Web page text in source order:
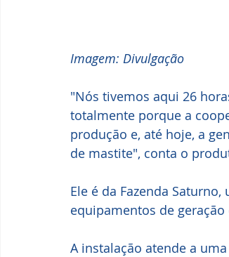
Imagem: Divulgação
"Nós tivemos aqui 26
totalmente porque a
produção e, até hoje, a
de mastite", conta o
Ele é da Fazenda
equipamentos de
A instalação atende a